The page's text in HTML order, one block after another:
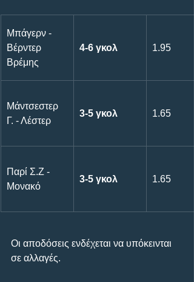
Μπάγερν -
Βέρντερ
Βρέμης
4-6 γκολ 1.95
Μάντσεστερ
Γ. - Λέστερ
3-5 γκολ 1.65
Παρί Σ.Ζ -
Μονακό
3-5 γκολ 1.65
Οι αποδόσεις ενδέχεται να υπόκεινται
σε αλλαγές.